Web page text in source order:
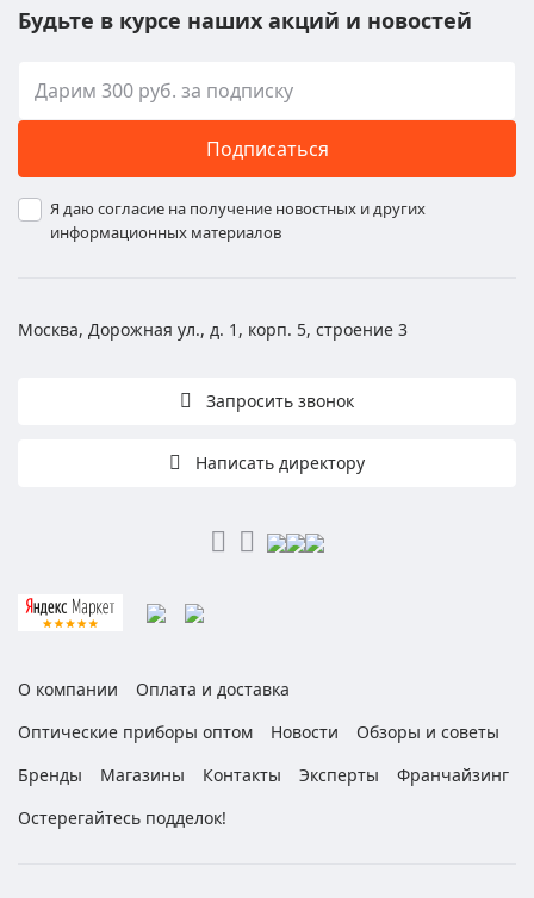
Будьте в курсе наших акций и новостей
Подписаться
Я даю согласие на получение новостных и других
информационных материалов
Москва, Дорожная ул., д. 1, корп. 5, строение 3
Запросить звонок
Написать директору
О компании
Оплата и доставка
Оптические приборы оптом
Новости
Обзоры и советы
Бренды
Магазины Контакты Эксперты
Франчайзинг
Остерегайтесь подделок!